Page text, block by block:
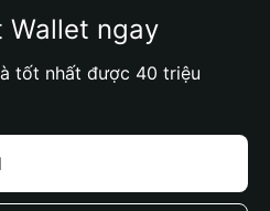
Wallet ngay
tốt nhất được 40 triệu